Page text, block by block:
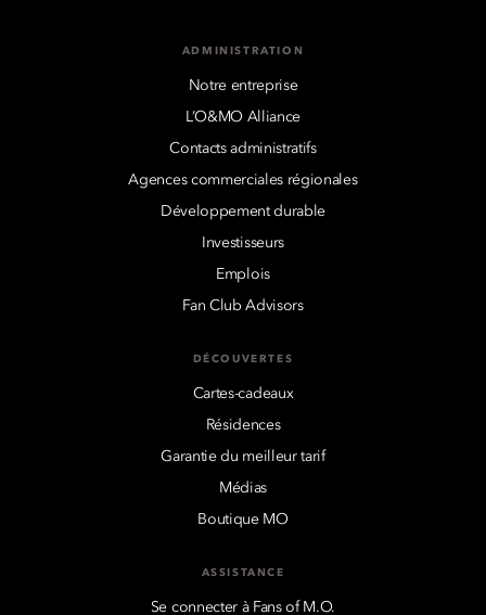
ADMINISTRATION
Notre entreprise
L’O&MO Alliance
Contacts administratifs
Agences commerciales régionales
Développement durable
Investisseurs
Emplois
Fan Club Advisors
DÉCOUVERTES
Cartes-cadeaux
Résidences
Garantie du meilleur tarif
Médias
Boutique MO
ASSISTANCE
Se connecter à Fans of M.O.